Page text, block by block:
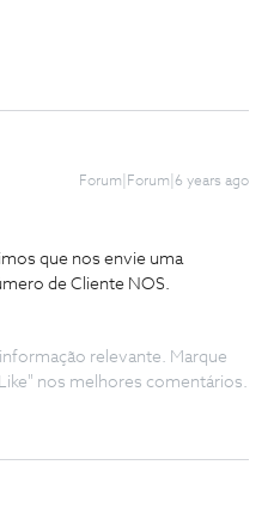
Forum|Forum|6 years ago
que nos envie uma
de Cliente NOS.
relevante. Marque
nos melhores comentários.